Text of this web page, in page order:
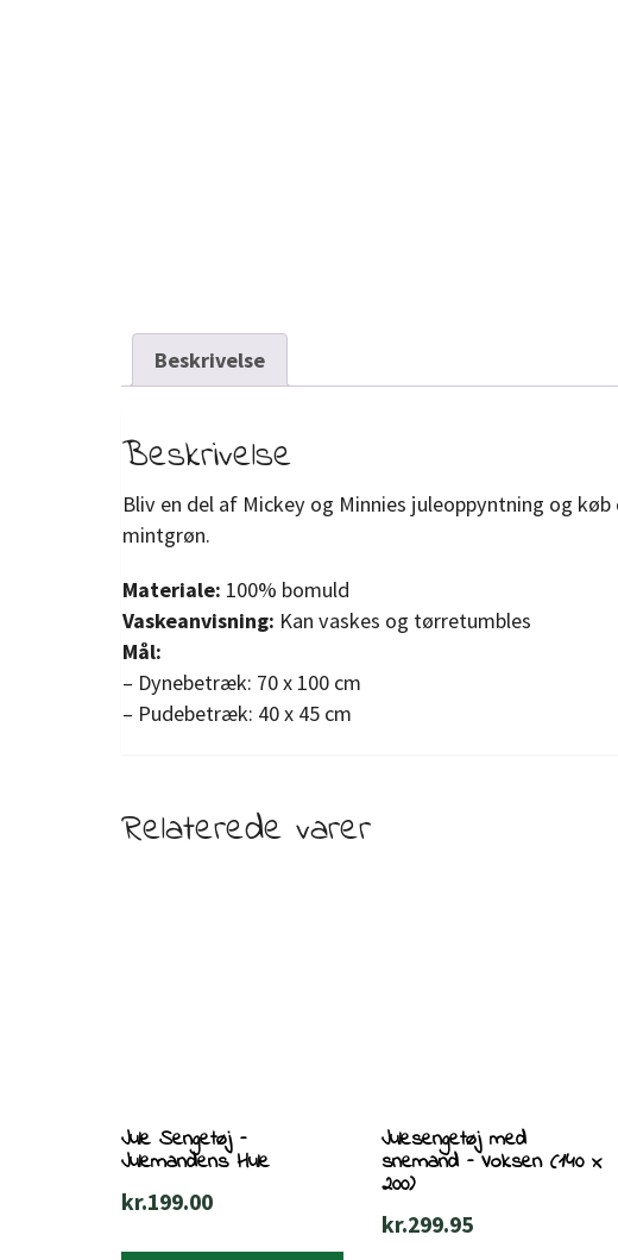
Beskrivelse
Beskrivelse
Bliv en del af Mickey og Minnies juleoppyntning og
mintgrøn.
Materiale: 100% bomuld
Vaskeanvisning: Kan vaskes og tørretumbles
Mål:
– Dynebetræk: 70 x 100 cm
– Pudebetræk: 40 x 45 cm
Relaterede varer
Jule Sengetøj –
Julemandens Hule
kr.199.00
Julesengetøj med
snemand – Voksen (140 x
200)
kr.299.95